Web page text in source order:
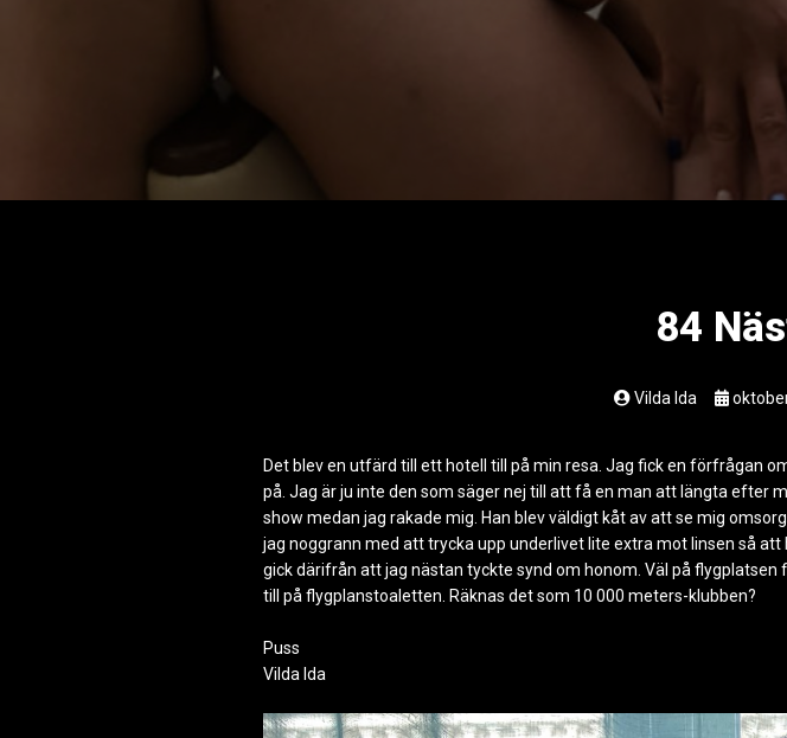
84
Vilda Ida
Det blev en utfärd till ett hotell till på min resa. Jag fick en förfrågan
på. Jag är ju inte den som säger nej till att få en man att längta efter
show medan jag rakade mig. Han blev väldigt kåt av att se mig
jag noggrann med att trycka upp underlivet lite extra mot linsen så
gick därifrån att jag nästan tyckte synd om honom. Väl på flygplatsen
till på flygplanstoaletten. Räknas det som 10 000 meters-klubben?
Puss
Vilda Ida